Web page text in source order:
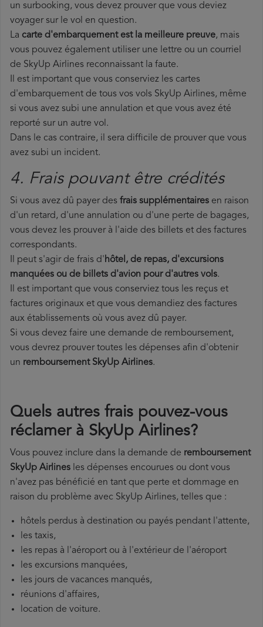
un surbooking, vous devez prouver que vous deviez
voyager sur le vol en question.
La carte d'embarquement est la meilleure preuve, mais
vous pouvez également utiliser une lettre ou un courriel
de SkyUp Airlines reconnaissant la faute.
Il est important que vous conserviez les cartes
d'embarquement de tous vos vols SkyUp Airlines, même
si vous avez subi une annulation et que vous avez été
reporté sur un autre vol.
Dans le cas contraire, il sera difficile de prouver que vous
avez subi un incident.
4. Frais pouvant être crédités
Si vous avez dû payer des frais supplémentaires en raison
d'un retard, d'une annulation ou d'une perte de bagages,
vous devez les prouver à l'aide des billets et des factures
correspondants.
Il peut s'agir de frais d'hôtel, de repas, d'excursions
manquées ou de billets d'avion pour d'autres vols.
Il est important que vous conserviez tous les reçus et
factures originaux et que vous demandiez des factures
aux établissements où vous avez dû payer.
Si vous devez faire une demande de remboursement,
vous devrez prouver toutes les dépenses afin d'obtenir
un remboursement SkyUp Airlines.
Quels autres frais pouvez-vous
réclamer à SkyUp Airlines?
Vous pouvez inclure dans la demande de remboursement
SkyUp Airlines les dépenses encourues ou dont vous
n'avez pas bénéficié en tant que perte et dommage en
raison du problème avec SkyUp Airlines, telles que :
hôtels perdus à destination ou payés pendant l'attente,
les taxis,
les repas à l'aéroport ou à l'extérieur de l'aéroport
les excursions manquées,
les jours de vacances manqués,
réunions d'affaires,
location de voiture.